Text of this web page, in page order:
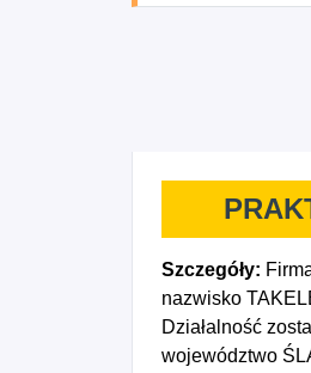
Szczegóły:
nazwisko
Działalność
województwo